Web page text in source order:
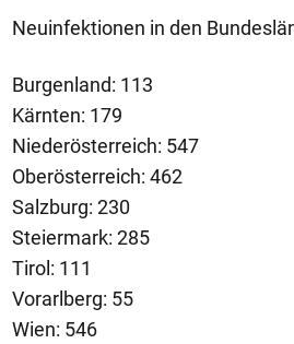
Neuinfektionen in den
Burgenland: 113
Kärnten: 179
Niederösterreich: 547
Oberösterreich: 462
Salzburg: 230
Steiermark: 285
Tirol: 111
Vorarlberg: 55
Wien: 546